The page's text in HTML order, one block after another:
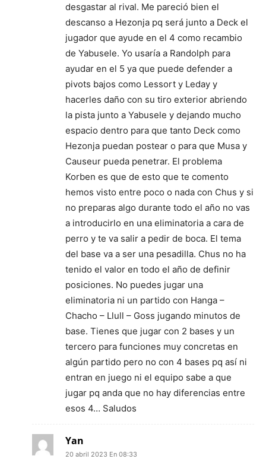
desgastar al rival. Me pareció bien el
descanso a Hezonja pq será junto a Deck el
jugador que ayude en el 4 como recambio
de Yabusele. Yo usaría a Randolph para
ayudar en el 5 ya que puede defender a
pivots bajos como Lessort y Leday y
hacerles daño con su tiro exterior abriendo
la pista junto a Yabusele y dejando mucho
espacio dentro para que tanto Deck como
Hezonja puedan postear o para que Musa y
Causeur pueda penetrar. El problema
Korben es que de esto que te comento
hemos visto entre poco o nada con Chus y si
no preparas algo durante todo el año no vas
a introducirlo en una eliminatoria a cara de
perro y te va salir a pedir de boca. El tema
del base va a ser una pesadilla. Chus no ha
tenido el valor en todo el año de definir
posiciones. No puedes jugar una
eliminatoria ni un partido con Hanga –
Chacho – Llull – Goss jugando minutos de
base. Tienes que jugar con 2 bases y un
tercero para funciones muy concretas en
algún partido pero no con 4 bases pq así ni
entran en juego ni el equipo sabe a que
jugar pq anda que no hay diferencias entre
esos 4… Saludos
Yan
20 abril 2023 En 08:33